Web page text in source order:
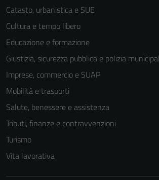
Catasto, urbanistica e SUE
Cultura e tempo libero
Educazione e formazione
Giustizia, sicurezza pubblica e polizia
Imprese, commercio e SUAP
Mobilità e trasporti
Salute, benessere e assistenza
Tributi, finanze e contravvenzioni
Turismo
Vita lavorativa